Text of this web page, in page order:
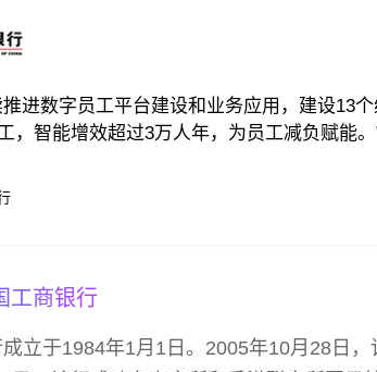
进数字员工平台建设和业务应用，建设13
，智能增效超过3万人年，为员工减负赋能。
工商银行
立于1984年1月1日。2005年10月28日，